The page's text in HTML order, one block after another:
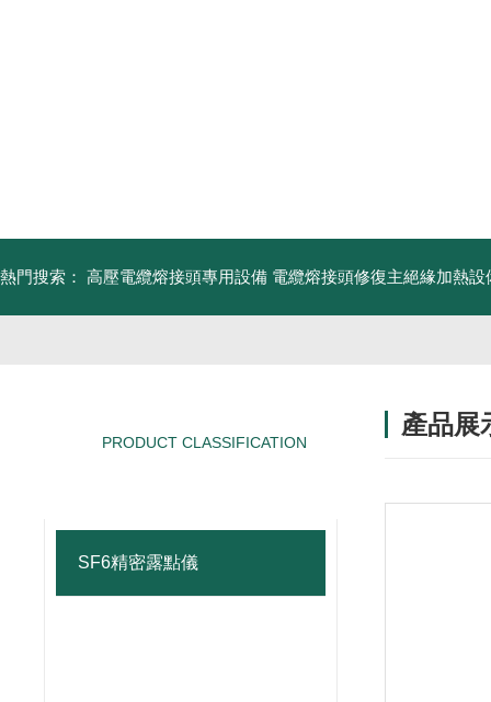
熱門搜索： 高壓電纜熔接頭專用設備 電纜熔接頭修復主絕緣加熱設
PRODUCT CLASSIFICATION
SF6精密露點儀
產品展